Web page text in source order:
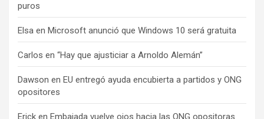
puros
Elsa en Microsoft anunció que Windows 10 será gratuita
Carlos en “Hay que ajusticiar a Arnoldo Alemán”
Dawson en EU entregó ayuda encubierta a partidos y ONG
opositores